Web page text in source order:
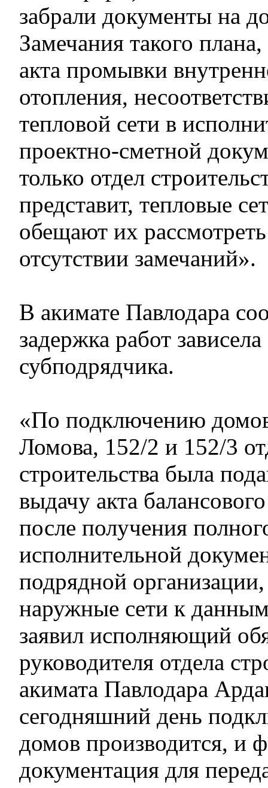
забрали документы на
Замечания такого плана,
акта промывки
отопления,
тепловой сети в
проектно-сметной
только отдел
представит, тепловые
обещают их
отсутствии замечаний».
В акимате Павлодара
задержка работ
субподрядчика.
«По подключению
Ломова, 152/2 и 152/3
строительства была
выдачу акта
после получения
исполнительной
подрядной
наружные сети к
заявил исполняющий
руководителя отдела
акимата Павлодара
сегодняшний день
домов производится, и
документация для